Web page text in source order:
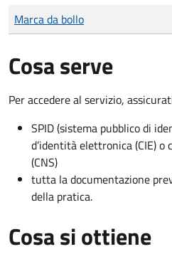
Tipo di pagamento
Importo
Marca da bollo
Cosa serve
Per accedere al servizio,
SPID (sistema pubblico di
d’identità elettronica (CIE)
(CNS)
tutta la documentazione
della pratica.
Cosa si ottiene